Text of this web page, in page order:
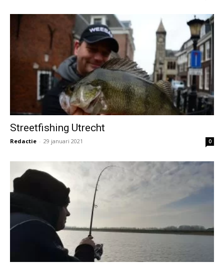
Streetfishing Utrecht
Redactie - 29 januari 2021 0